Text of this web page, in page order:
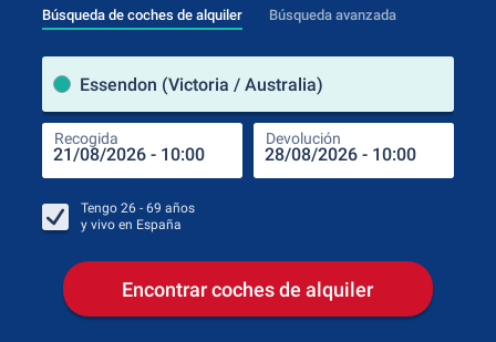
Búsqueda de coches de alquiler Búsqueda avanzada
Essendon (Victoria / Australia)
Recogida Devolución
Tengo 26 - 69 años
y vivo en España
Encontrar coches de alquiler